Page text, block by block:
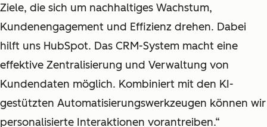
Ziele, die sich um nachhaltiges Wachstum,
Kundenengagement und Effizienz drehen. Dabei
hilft uns HubSpot. Das CRM-System macht eine
effektive Zentralisierung und Verwaltung von
Kundendaten möglich. Kombiniert mit den KI-
gestützten Automatisierungswerkzeugen können wir
personalisierte Interaktionen vorantreiben.“